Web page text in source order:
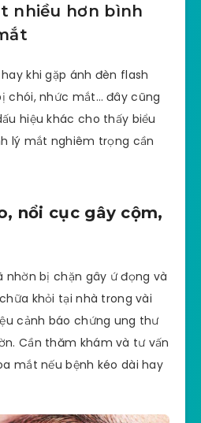
nhiều hơn bình
khi gặp ánh đèn flash
chói, nhức mắt… đây cũng
hiệu khác cho thấy biểu
lý mắt nghiêm trọng cần
nổi cục gây cộm,
nhờn bị chặn gây ứ đọng và
khỏi tại nhà trong vài
cảnh báo chứng ung thư
Cần thăm khám và tư vấn
mắt nếu bệnh kéo dài hay